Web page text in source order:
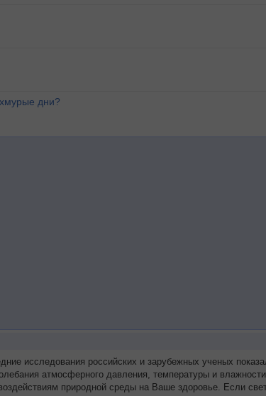
дни?
исследования российских и зарубежных ученых
атмосферного давления, температуры и
природной среды на Ваше здоровье. Если